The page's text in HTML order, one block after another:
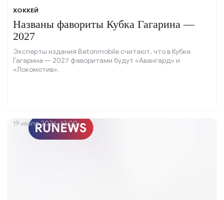
ХОККЕЙ
Названы фавориты Кубка Гагарина —
2027
Эксперты издания Betonmobile считают, что в Кубке
Гагарина — 2027 фаворитами будут «Авангард» и
«Локомотив».
19 июля 2026, 12:00